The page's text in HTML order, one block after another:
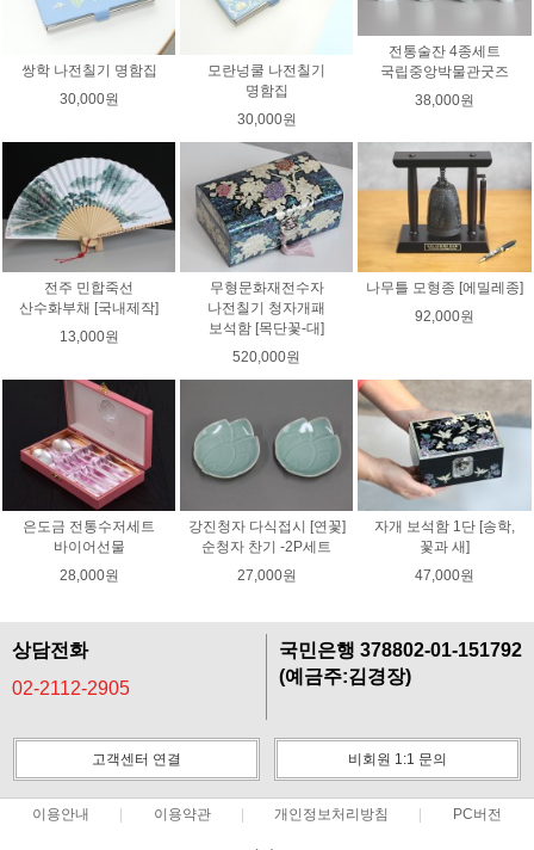
쌍학 나전칠기 명함집
30,000원
모란넝쿨 나전칠기
명함집
30,000원
전통술잔 4종세트
국립중앙박물관굿즈
38,000원
전주 민합죽선
산수화부채 [국내제작]
13,000원
무형문화재전수자
나전칠기 청자개패
보석함 [목단꽃-대]
520,000원
나무틀 모형종 [에밀레종]
92,000원
은도금 전통수저세트
바이어선물
28,000원
강진청자 다식접시 [연꽃]
순청자 찬기 -2P세트
27,000원
자개 보석함 1단 [송학,
꽃과 새]
47,000원
상담전화
02-2112-2905
국민은행 378802-01-151792
(예금주:김경장)
고객센터 연결 비회원 1:1 문의
이용안내 이용약관 개인정보처리방침 PC버전